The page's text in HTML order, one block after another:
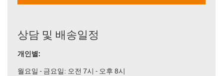
상담 및 배송일정
개인별:
월요일 - 금요일: 오전 7시 - 오후 8시